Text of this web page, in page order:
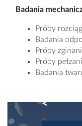
Badania
Próby
Badania
Próby
Próby
Badania